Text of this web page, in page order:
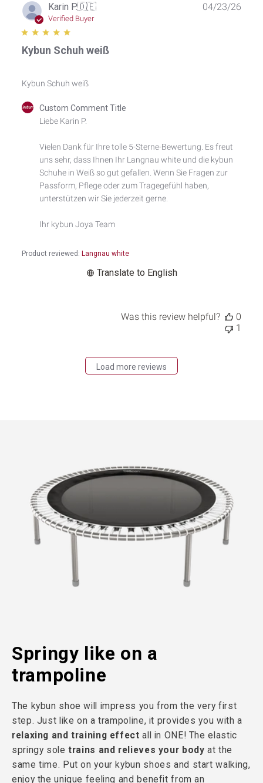
Karin P.🇩🇪
Verified Buyer
Kybun Schuh weiß
Kybun Schuh weiß
Product reviewed: Langnau white
Comments
Review
Custom
Comment
23
Custom Comment Title
Liebe Karin P.
Vielen Dank für Ihre tolle 5-Sterne-Bewertung. Es freut
uns sehr, dass Ihnen Ihr Langnau white und die kybun
Schuhe in Weiß so gut gefallen. Wenn Sie Fragen zur
Passform, Pflege oder zum Tragegefühl haben,
unterstützen wir Sie jederzeit gerne.
Ihr kybun Joya Team
Translate to English
04/23/26
Was this review helpful?
0
1
Load more reviews
Springy like on a
trampoline
The kybun shoe will impress you from the very first
step. Just like on a trampoline, it provides you with a
relaxing and training effect all in ONE! The elastic
springy soletrains and relieves your body at the
same time. Put on your kybun shoes and start walking,
enjoy the unique feeling and benefit from an